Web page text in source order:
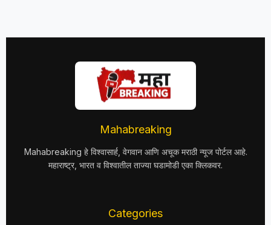
Mahabreaking
Mahabreaking हे विश्वासार्ह, वेगवान आणि अचूक मराठी न्यूज पोर्टल आहे.
महाराष्ट्र, भारत व विश्वातील ताज्या घडामोडी एका क्लिकवर.
Categories